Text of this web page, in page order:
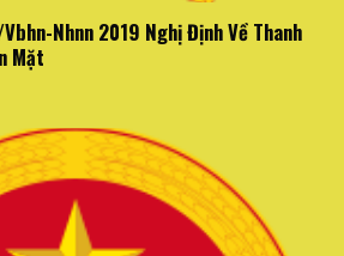
Nhnn 2019 Nghị Định Về Thanh
Mặt